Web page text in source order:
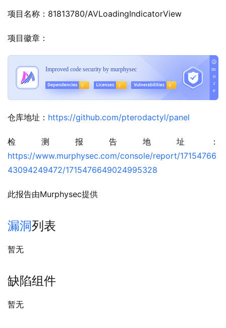
项目名称：81813780/AVLoadingIndicatorView
项目徽章：
仓库地址： https://github.com/pterodactyl/panel
检测报告地址：
https://www.murphysec.com/console/report/17154766
43094249472/1715476649024995328
此报告由Murphysec提供
漏洞列表
暂无
缺陷组件
暂无